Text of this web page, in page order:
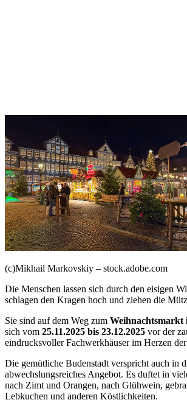
(c)Mikhail Markovskiy – stock.adobe.com
Die Menschen lassen sich durch den eisigen
schlagen den Kragen hoch und ziehen die
Sie sind auf dem Weg zum Weihnachtsmarkt
sich vom 25.11.2025 bis 23.12.2025 vor der
eindrucksvoller Fachwerkhäuser im Herzen
Die gemütliche Budenstadt verspricht auch in
abwechslungsreiches Angebot. Es duftet in
nach Zimt und Orangen, nach Glühwein,
Lebkuchen und anderen Köstlichkeiten.